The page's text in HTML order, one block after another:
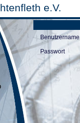
e.V.
Benutzername
Passwort